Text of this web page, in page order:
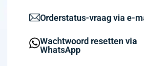
Orderstatus-vraag via e-
Wachtwoord resetten via
WhatsApp